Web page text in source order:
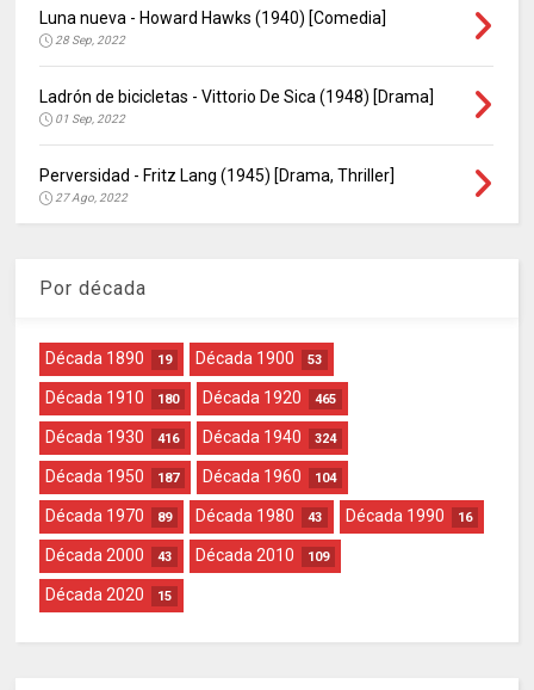
Luna nueva - Howard Hawks (1940) [Comedia]
28 Sep, 2022
Ladrón de bicicletas - Vittorio De Sica (1948) [Drama]
01 Sep, 2022
Perversidad - Fritz Lang (1945) [Drama, Thriller]
27 Ago, 2022
Por década
Década 1890 19 Década 1900 53
Década 1910 180 Década 1920 465
Década 1930 416 Década 1940 324
Década 1950 187 Década 1960 104
Década 1970 89 Década 1980 43 Década 1990 16
Década 2000 43 Década 2010 109
Década 2020 15